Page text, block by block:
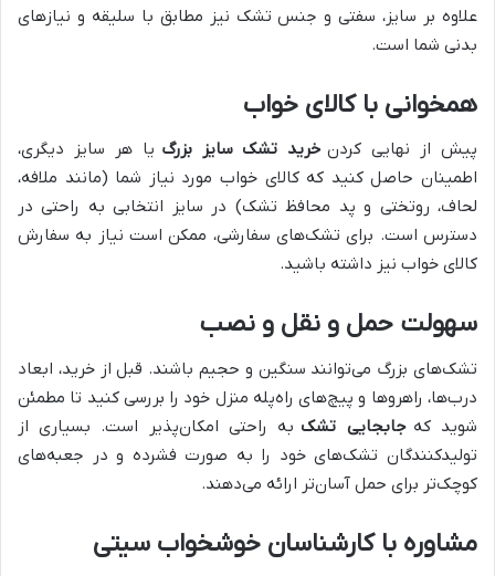
علاوه بر سایز، سفتی و جنس تشک نیز مطابق با سلیقه و نیازهای
بدنی شما است.
همخوانی با کالای خواب
پیش از نهایی کردن خرید تشک سایز بزرگ یا هر سایز دیگری،
اطمینان حاصل کنید که کالای خواب مورد نیاز شما (مانند ملافه،
لحاف، روتختی و پد محافظ تشک) در سایز انتخابی به راحتی در
دسترس است. برای تشک‌های سفارشی، ممکن است نیاز به سفارش
کالای خواب نیز داشته باشید.
سهولت حمل و نقل و نصب
تشک‌های بزرگ می‌توانند سنگین و حجیم باشند. قبل از خرید، ابعاد
درب‌ها، راهروها و پیچ‌های راه‌پله منزل خود را بررسی کنید تا مطمئن
شوید که جابجایی تشک به راحتی امکان‌پذیر است. بسیاری از
تولیدکنندگان تشک‌های خود را به صورت فشرده و در جعبه‌های
کوچک‌تر برای حمل آسان‌تر ارائه می‌دهند.
مشاوره با کارشناسان خوشخواب سیتی